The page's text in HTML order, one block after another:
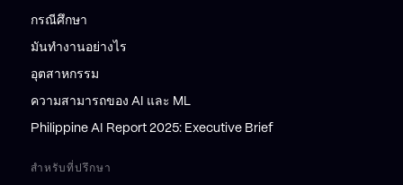
กรณีศึกษา
มันทำงานอย่างไร
อุตสาหกรรม
ความสามารถของ AI และ ML
Philippine AI Report 2025: Executive Brief
สำหรับที่ปรึกษา